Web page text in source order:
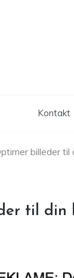
Kontakt
billeder til
til din